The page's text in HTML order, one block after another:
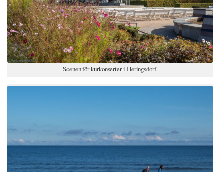
Scenen för kurkonserter i Heringsdorf.